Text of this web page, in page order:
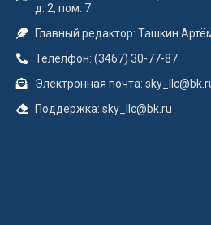
д. 2, пом. 7
Главный редактор: Ташкин
Телелфон: (3467) 30-77-87
Электронная почта:
Поддержка: sky_llc@bk.ru